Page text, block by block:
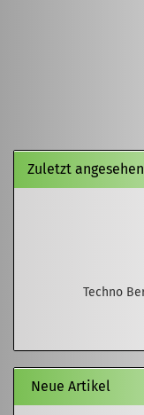
Zuletzt angesehen
Techno
Neue Artikel